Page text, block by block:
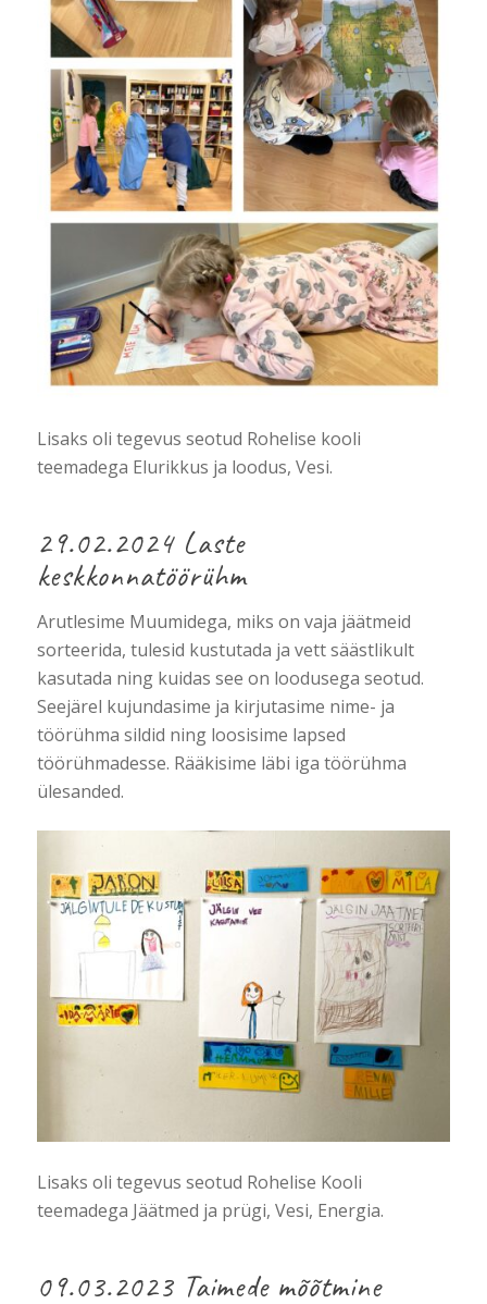
Lisaks oli tegevus seotud Rohelise kooli
teemadega Elurikkus ja loodus, Vesi.
29.02.2024 Laste
keskkonnatöörühm
Arutlesime Muumidega, miks on vaja jäätmeid
sorteerida, tulesid kustutada ja vett säästlikult
kasutada ning kuidas see on loodusega seotud.
Seejärel kujundasime ja kirjutasime nime- ja
töörühma sildid ning loosisime lapsed
töörühmadesse. Rääkisime läbi iga töörühma
ülesanded.
Lisaks oli tegevus seotud Rohelise Kooli
teemadega Jäätmed ja prügi, Vesi, Energia.
09.03.2023 Taimede mõõtmine